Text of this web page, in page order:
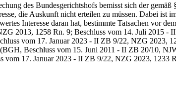
des Bundesgerichtshofs bemisst sich der gemäß
die Auskunft nicht erteilen zu müssen. Dabei
Interesse daran hat, bestimmte Tatsachen vor
2013, 1258 Rn. 9; Beschluss vom 14. Juli 2015
vom 17. Januar 2023 - II ZB 9/22, NZG 2023,
Beschluss vom 15. Juni 2011 - II ZB 20/10,
vom 17. Januar 2023 - II ZB 9/22, NZG 2023, 1233